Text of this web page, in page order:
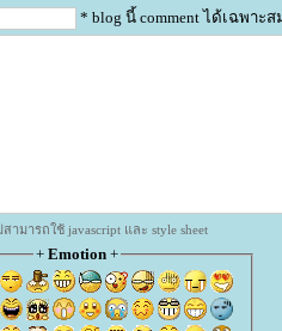
* blog นี้ comment ได้เฉพาะ
ามารถใช้ javascript และ style sheet
+ Emotion+